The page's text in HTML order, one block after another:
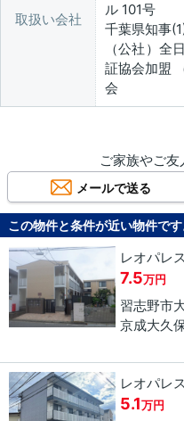
取扱い会社
ル 101号
千葉県知事
（公社）全
証協会加盟
会
ご家族やご友
メールで送る
この物件と条件が近い物件です
レオパレ
7.5万円
習志野市
京成大久
レオパレ
5.1万円